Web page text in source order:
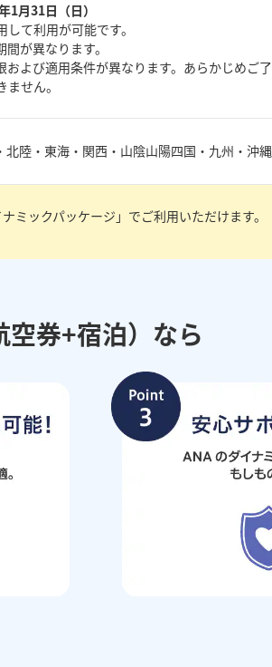
1月31日（日）
て利用が可能です。
が異なります。
よび適用条件が異なります。あらかじめご了
せん。
陸・東海・関西・山陰山陽四国・九州・沖縄
ミックパッケージ」でご利用いただけます。
券+宿泊）なら